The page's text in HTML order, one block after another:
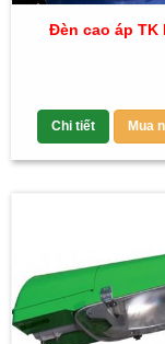
Đèn cao áp TK
Chi tiết Mua